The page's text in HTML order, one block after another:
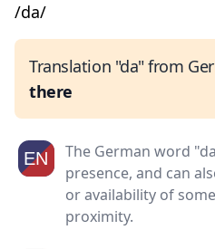
/da/
Translation "da" from
there
The German word
presence, and can
or availability of
proximity.